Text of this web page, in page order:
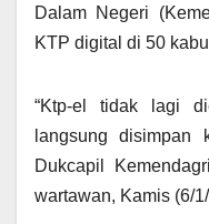
Dalam Negeri
KTP digital di 50
“Ktp-el tidak lagi
langsung disimpan
Dukcapil
wartawan, Kamis (6/